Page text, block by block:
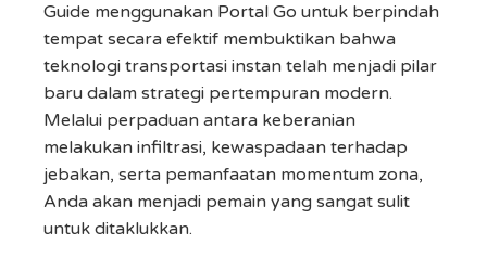
Guide menggunakan Portal Go untuk berpindah
tempat secara efektif membuktikan bahwa
teknologi transportasi instan telah menjadi pilar
baru dalam strategi pertempuran modern.
Melalui perpaduan antara keberanian
melakukan infiltrasi, kewaspadaan terhadap
jebakan, serta pemanfaatan momentum zona,
Anda akan menjadi pemain yang sangat sulit
untuk ditaklukkan.